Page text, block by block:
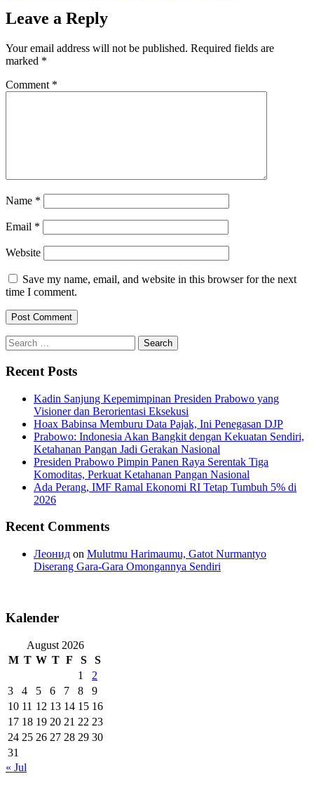
Leave a Reply
Your email address will not be published. Required fields are
marked *
Comment *
Name *
Email *
Website
Save my name, email, and website in this browser for the next
time I comment.
Search
for:
Recent Posts
Kadin Sanjung Kepemimpinan Presiden Prabowo yang
Visioner dan Berorientasi Eksekusi
Hoax Babinsa Memburu Data Pajak, Ini Penegasan DJP
Prabowo: Indonesia Akan Bangkit dengan Kekuatan Sendiri,
Ketahanan Pangan Jadi Gerakan Nasional
Presiden Prabowo Pimpin Panen Raya Serentak Tiga
Komoditas, Perkuat Ketahanan Pangan Nasional
Ada Perang, IMF Ramal Ekonomi RI Tetap Tumbuh 5% di
2026
Recent Comments
Леонид on Mulutmu Harimaumu, Gatot Nurmantyo
Diserang Gara-Gara Omongannya Sendiri
Kalender
August 2026
M T W T F S
S
1
2
3
4 5 6 7 8
9
10 11 12 13 14 15 16
17 18 19 20 21 22 23
24 25 26 27 28 29 30
31
« Jul